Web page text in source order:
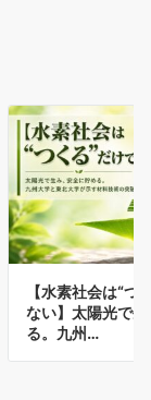
【水素社会は“つ
ない】太陽光で
る。九州…